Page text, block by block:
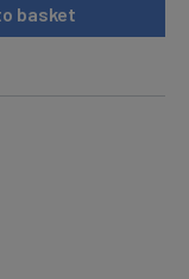
basket